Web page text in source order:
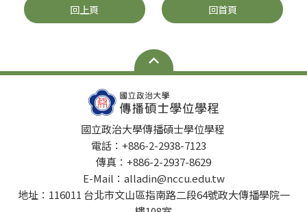
回上頁 回首頁
國立政治大學傳播碩士學位學程
電話：+886-2-2938-7123
傳真：+886-2-2937-8629
E-Mail：alladin@nccu.edu.tw
地址：116011 台北市文山區指南路二段64號政大傳播學院一